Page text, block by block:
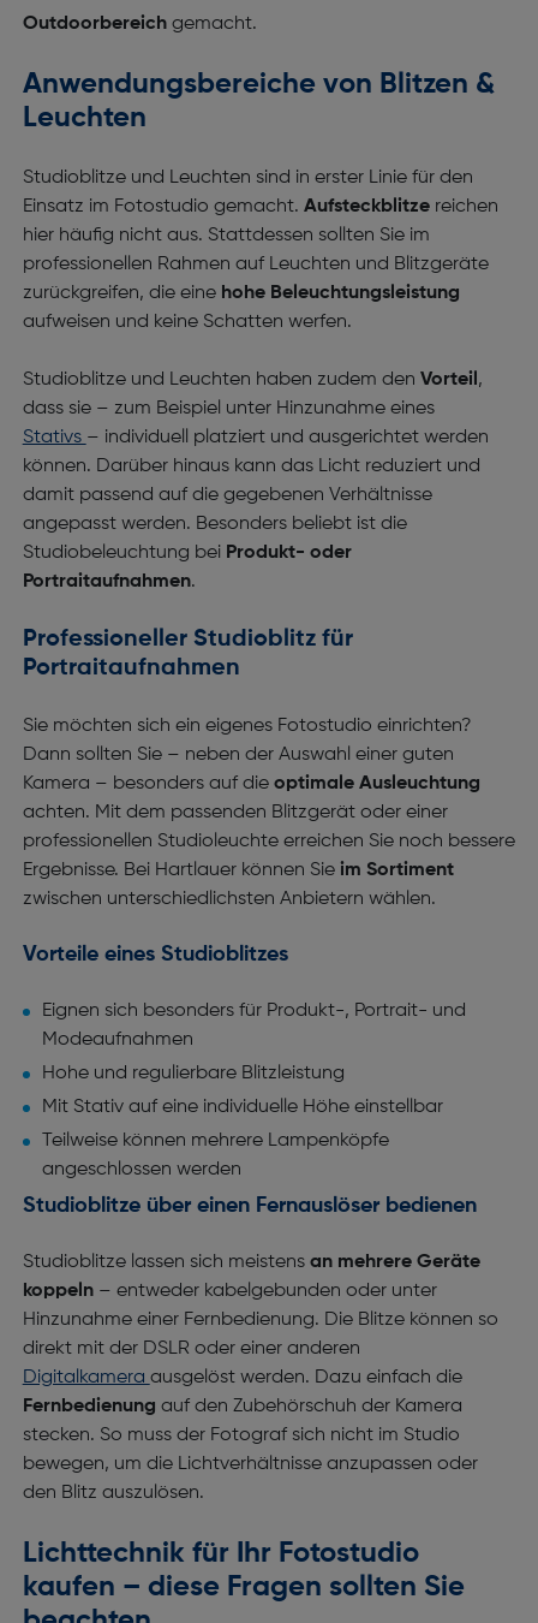
Outdoorbereichgemacht.
Anwendungsbereiche von Blitzen &
Leuchten
Studioblitze und Leuchten sind in erster Linie für den
Einsatz im Fotostudio gemacht. Aufsteckblitze reichen
hier häufig nicht aus. Stattdessen sollten Sie im
professionellen Rahmen auf Leuchten und Blitzgeräte
zurückgreifen, die eine hohe Beleuchtungsleistung
aufweisen und keine Schatten werfen.
Studioblitze und Leuchten haben zudem den Vorteil ,
dass sie – zum Beispiel unter Hinzunahme eines
Stativs – individuell platziert und ausgerichtet werden
können. Darüber hinaus kann das Licht reduziert und
damit passend auf die gegebenen Verhältnisse
angepasst werden. Besonders beliebt ist die
Studiobeleuchtung bei Produkt- oder
Portraitaufnahmen.
Professioneller Studioblitz für
Portraitaufnahmen
Sie möchten sich ein eigenes Fotostudio einrichten?
Dann sollten Sie – neben der Auswahl einer guten
Kamera – besonders auf die optimale Ausleuchtung
achten. Mit dem passenden Blitzgerät oder einer
professionellen Studioleuchte erreichen Sie noch bessere
Ergebnisse. Bei Hartlauer können Sie im Sortiment
zwischen unterschiedlichsten Anbietern wählen.
Vorteile eines Studioblitzes
Eignen sich besonders für Produkt-, Portrait- und
Modeaufnahmen
Hohe und regulierbare Blitzleistung
Mit Stativ auf eine individuelle Höhe einstellbar
Teilweise können mehrere Lampenköpfe
angeschlossen werden
Studioblitze über einen Fernauslöser bedienen
Studioblitze lassen sich meistens an mehrere Geräte
koppeln– entweder kabelgebunden oder unter
Hinzunahme einer Fernbedienung. Die Blitze können so
direkt mit der DSLR oder einer anderen
Digitalkamera ausgelöst werden. Dazu einfach die
Fernbedienung auf den Zubehörschuh der Kamera
stecken. So muss der Fotograf sich nicht im Studio
bewegen, um die Lichtverhältnisse anzupassen oder
den Blitz auszulösen.
Lichttechnik für Ihr Fotostudio
kaufen – diese Fragen sollten Sie